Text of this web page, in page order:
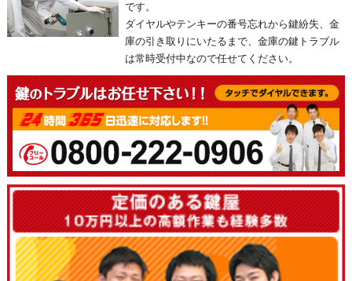
です。
ダイヤルやテンキーの番号忘れから鍵紛失、金
庫の引き取りにいたるまで、金庫の鍵トラブル
は常時受付中なので任せてください。